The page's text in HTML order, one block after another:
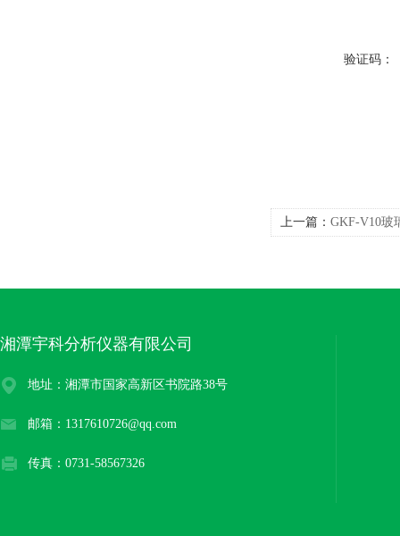
验证码：
上一篇： GKF-V10玻
湘潭宇科分析仪器有限公司
地址：湘潭市国家高新区书院路38号
邮箱：1317610726@qq.com
传真：0731-58567326